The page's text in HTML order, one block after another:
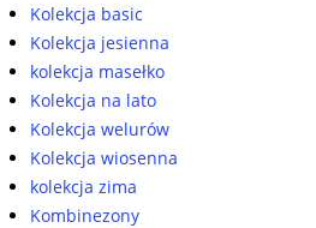
Kolekcja basic
Kolekcja jesienna
kolekcja masełko
Kolekcja na lato
Kolekcja welurów
Kolekcja wiosenna
kolekcja zima
Kombinezony